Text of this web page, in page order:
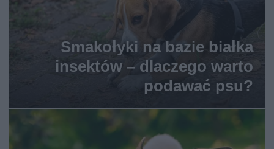
Smakołyki na bazie białka
insektów – dlaczego warto
podawać psu?